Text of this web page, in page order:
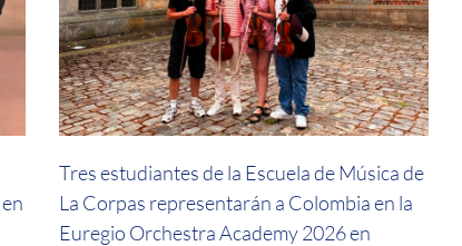
Tres estudiantes de la Escuela de Música de
La Corpas representarán a Colombia en la
Euregio Orchestra Academy 2026 en